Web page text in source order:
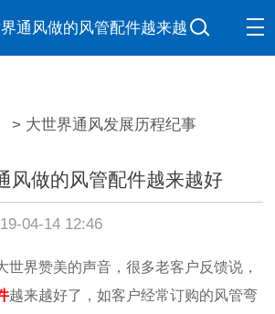
通风做的风管配件越来越
> 大世界通风发展历程纪事
风做的风管配件越来越好
04-14 12:46
世界赞美的声音，很多老客户反馈说，
越来越好了，如客户经常订购的风管弯